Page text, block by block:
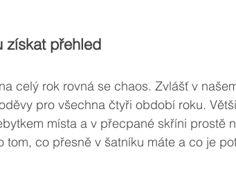
získat přehled
celý rok rovná se chaos. Zvlášť v
pro všechna čtyři období roku.
místa a v přecpané skříni prostě
tom, co přesně v šatníku máte a co je